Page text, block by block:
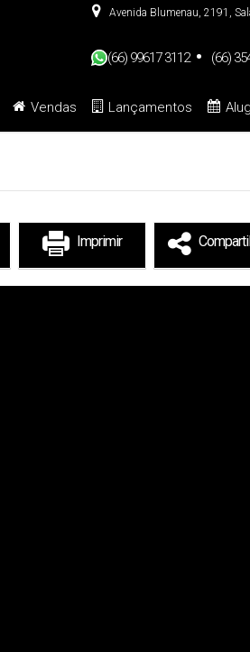
Avenida Blumenau, 2191 ,
(66) 99617 3112 (66)
Lançamentos
Vendas
Imprimir